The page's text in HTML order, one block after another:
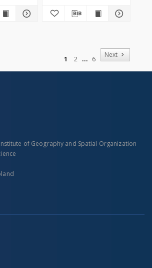
1 2
6
Next
of Geography and Spatial Organization